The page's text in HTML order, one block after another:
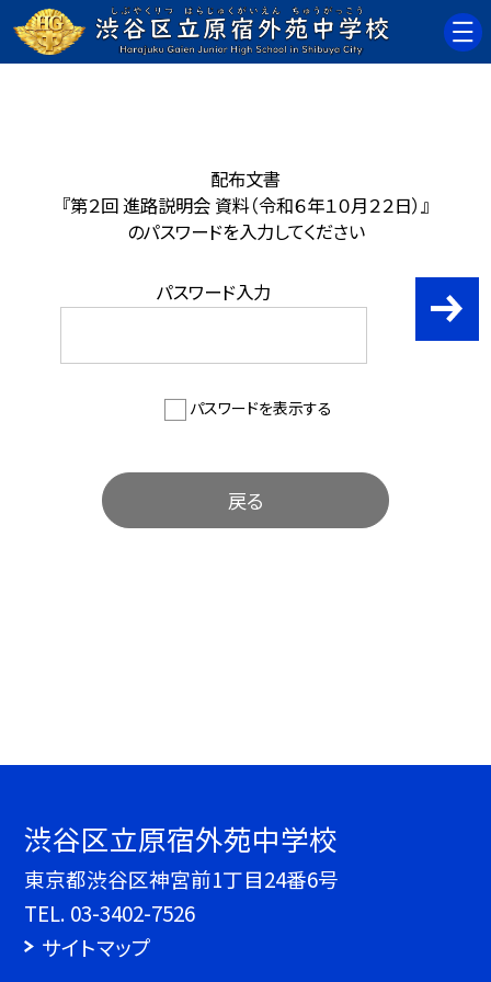
配布文書
『第２回 進路説明会 資料（令和６年１０月２２日）』
のパスワードを入力してください
パスワード入力
パスワードを表示する
戻る
渋谷区立原宿外苑中学校
東京都渋谷区神宮前1丁目24番6号
TEL. 03-3402-7526
サイトマップ